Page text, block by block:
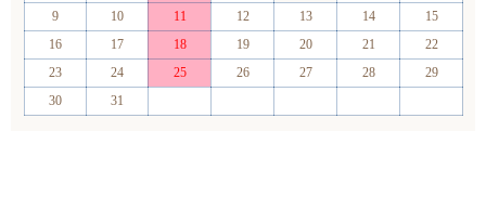
9
10 11 12 13 14
15
16
17 18 19 20 21
22
23
24 25 26 27 28
29
30
31